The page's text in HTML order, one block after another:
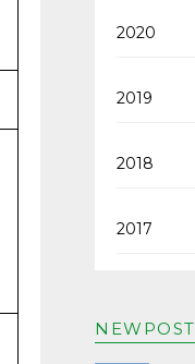
2020
2019
2018
2017
NEWPOST